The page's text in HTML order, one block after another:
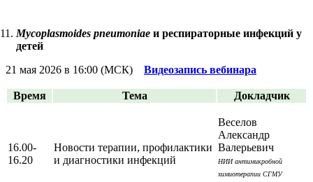
Mycoplasmoides pneumoniae и респираторные инфекций у
детей
21 мая 2026 в 16:00 (МСК) Видеозапись вебинара
Время Тема Докладчик
16.00-
16.20
Новости терапии, профилактики
и диагностики инфекций
Веселов
Александр
Валерьевич
НИИ антимикробной
химиотерапии СГМУ